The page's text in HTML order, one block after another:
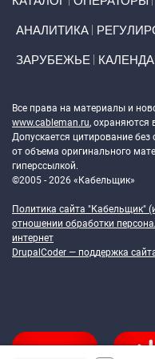
АНАЛИТИКА
ЗАРУБЕЖЬЕ
Все права на материалы и
www.cableman.ru, охраняются
Допускается цитирование без
от объема оригинального
гиперссылкой.
©2005 - 2026 «Кабельщик»
Политика сайта "Кабельщик"
отношении обработки
интернет
DrupalCoder — поддержка